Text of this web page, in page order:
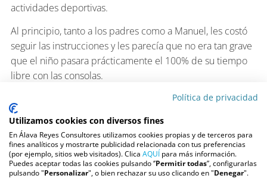
actividades deportivas.
Al principio, tanto a los padres como a Manuel, les costó
seguir las instrucciones y les parecía que no era tan grave
que el niño pasara prácticamente el 100% de su tiempo
libre con las consolas.
Pero tras varias sesiones, asumieron que era necesario
restringir su uso y “obligarle” a hacer otras cosas, a ser
posible al aire libre y en presencia de más niños.
Además, hubo que trabajar con el niño entrenándole en
Habilidades sociales básicas, pues su forma de
Política de privacidad
Utilizamos cookies con diversos fines
En Álava Reyes Consultores utilizamos cookies propias y de terceros para
fines analíticos y mostrarte publicidad relacionada con tus preferencias
(por ejemplo, sitios web visitados). Clica AQUÍ para más información.
Puedes aceptar todas las cookies pulsando ‘’Permitir todas”, configurarlas
pulsando "Personalizar", o bien rechazar su uso clicando en "Denegar".